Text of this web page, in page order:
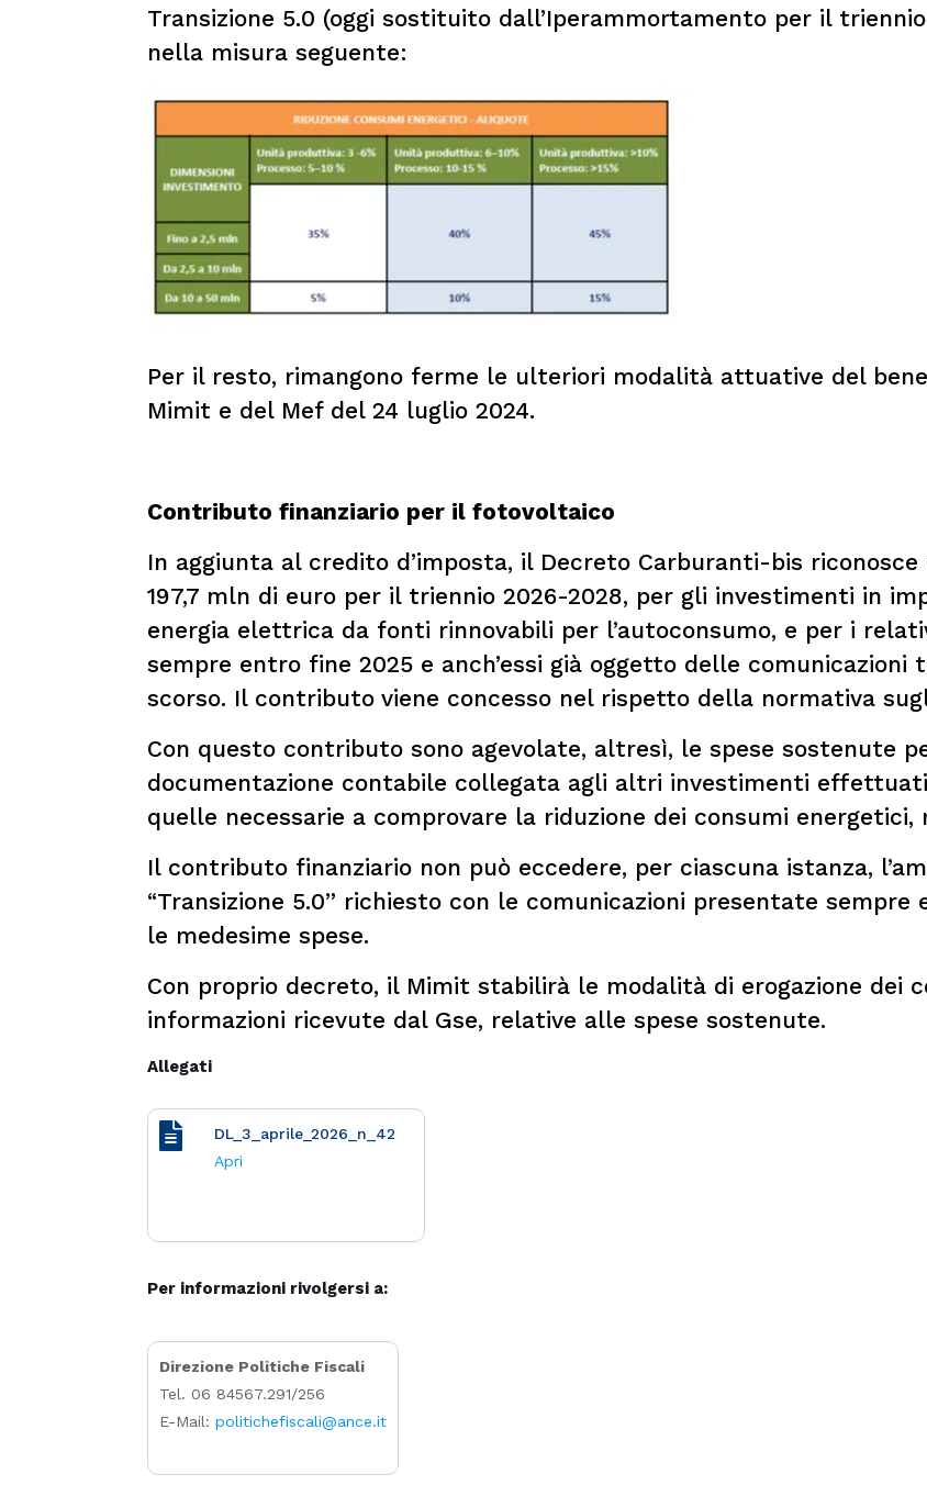
Transizione 5.0 (oggi sostituito dall’Iperammortamento per il
nella misura seguente:
Per il resto, rimangono ferme le ulteriori modalità attuative del
Mimit e del Mef del 24 luglio 2024.
Contributo finanziario per il fotovoltaico
In aggiunta al credito d’imposta, il Decreto Carburanti-bis
197,7 mln di euro per il triennio 2026-2028, per gli investimenti in
energia elettrica da fonti rinnovabili per l’autoconsumo, e per i
sempre entro fine 2025 e anch’essi già oggetto delle comunicazioni
scorso. Il contributo viene concesso nel rispetto della normativa
Con questo contributo sono agevolate, altresì, le spese sostenute
documentazione contabile collegata agli altri investimenti effettuati
quelle necessarie a comprovare la riduzione dei consumi
Il contributo finanziario non può eccedere, per ciascuna istanza,
“Transizione 5.0” richiesto con le comunicazioni presentate
le medesime spese.
Con proprio decreto, il Mimit stabilirà le modalità di erogazione dei
informazioni ricevute dal Gse, relative alle spese sostenute.
Allegati
DL_3_aprile_2026_n_42
Apri
Per informazioni rivolgersi a:
Direzione Politiche Fiscali
Tel. 06 84567.291/256
E-Mail:politichefiscali@ance.it